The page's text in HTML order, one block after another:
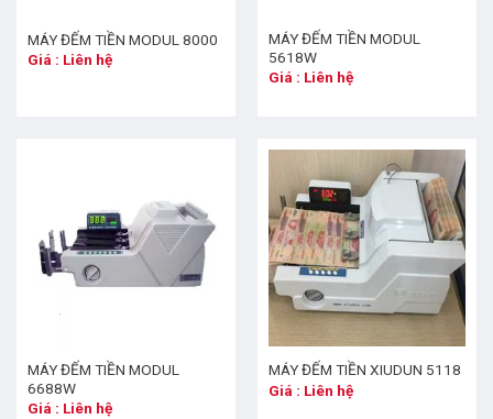
MÁY ĐẾM TIỀN MODUL 8000
Giá : Liên hệ
MÁY ĐẾM TIỀN MODUL
5618W
Giá : Liên hệ
MÁY ĐẾM TIỀN MODUL
6688W
Giá : Liên hệ
MÁY ĐẾM TIỀN XIUDUN 5118
Giá : Liên hệ